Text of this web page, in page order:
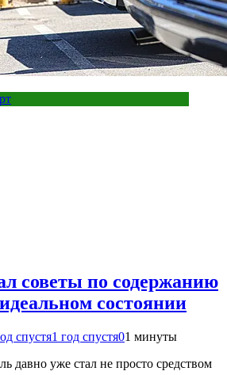
советы по содержанию
состоянии
спустя1 год спустя01 минуты
давно уже стал не просто средством